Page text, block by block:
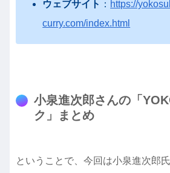
ウェブサイト ： https://
curry.com/index.html
小泉進次郎さんの「
ク」まとめ
ということで、今回は小泉進次郎